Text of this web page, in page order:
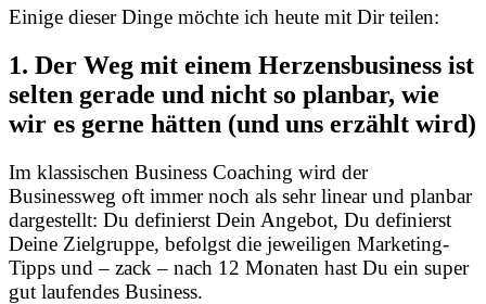
Einige dieser Dinge möchte ich heute mit Dir teilen:
1. Der Weg mit einem Herzensbusiness ist
selten gerade und nicht so planbar, wie
wir es gerne hätten (und uns erzählt wird)
Im klassischen Business Coaching wird der
Businessweg oft immer noch als sehr linear und planbar
dargestellt: Du definierst Dein Angebot, Du definierst
Deine Zielgruppe, befolgst die jeweiligen Marketing-
Tipps und – zack – nach 12 Monaten hast Du ein super
gut laufendes Business.